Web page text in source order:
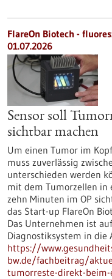
FlareOn Biotech -
01.07.2026
Sensor soll
sichtbar machen
Um einen Tumor im
muss zuverlässig
unterschieden werden
mit dem Tumorzellen in
zehn Minuten im OP
das Start-up FlareOn
Das Unternehmen ist
Diagnostiksystem in die
https://
bw.de/fachbeitrag/
tumorreste-direkt-